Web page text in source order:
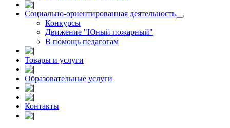
Социально-ориентированная деятельность
Конкурсы
Движение "Юный пожарный"
В помощь педагогам
Товары и услуги
Образовательные услуги
Контакты